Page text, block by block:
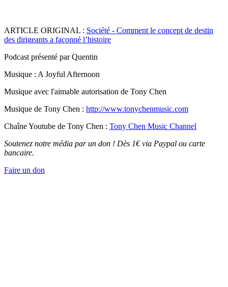
ARTICLE ORIGINAL : Société - Comment le concept de destin
des dirigeants a façonné l’histoire⁠
Podcast présenté par Quentin
Musique : A Joyful Afternoon
Musique avec l'aimable autorisation de Tony Chen
Musique de Tony Chen : http://www.tonychenmusic.com
Chaîne Youtube de Tony Chen : Tony Chen Music Channel
Soutenez notre média par un don ! Dès 1€ via Paypal ou carte
bancaire.
Faire un don